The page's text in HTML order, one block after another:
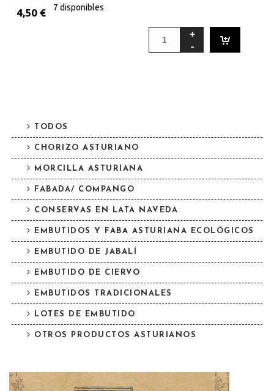
4,50 € 7 disponibles
TODOS
CHORIZO ASTURIANO
MORCILLA ASTURIANA
FABADA/ COMPANGO
CONSERVAS EN LATA NAVEDA
EMBUTIDOS Y FABA ASTURIANA ECOLÓGICOS
EMBUTIDO DE JABALÍ
EMBUTIDO DE CIERVO
EMBUTIDOS TRADICIONALES
LOTES DE EMBUTIDO
OTROS PRODUCTOS ASTURIANOS